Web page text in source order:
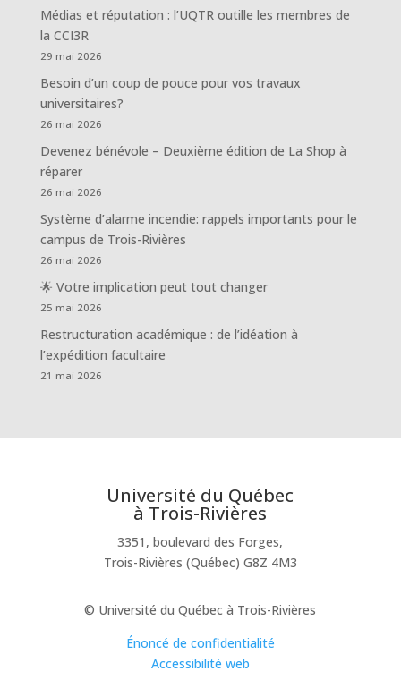
Médias et réputation : l’UQTR outille les membres de
la CCI3R
29 mai 2026
Besoin d’un coup de pouce pour vos travaux
universitaires?
26 mai 2026
Devenez bénévole – Deuxième édition de La Shop à
réparer
26 mai 2026
Système d’alarme incendie: rappels importants pour le
campus de Trois-Rivières
26 mai 2026
🌟 Votre implication peut tout changer
25 mai 2026
Restructuration académique : de l’idéation à
l’expédition facultaire
21 mai 2026
Université du Québec
à Trois-Rivières
3351, boulevard des Forges,
Trois-Rivières (Québec) G8Z 4M3
© Université du Québec à Trois-Rivières
Énoncé de confidentialité
Accessibilité web